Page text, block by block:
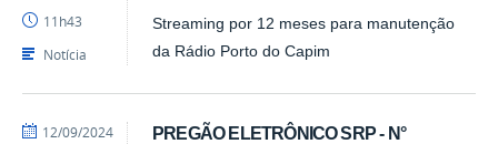
Streaming por 12 meses para manutenção
da Rádio Porto do Capim
-
PRA
11h43
Notícia
PREGÃO ELETRÔNICO SRP - N°
por
publicado
12/09/2024